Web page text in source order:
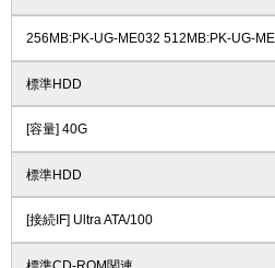
256MB:PK-UG-ME032 512MB:PK-UG-
標準HDD
[容量] 40G
標準HDD
[接続IF] Ultra ATA/100